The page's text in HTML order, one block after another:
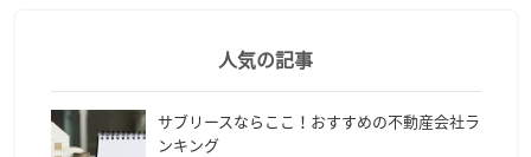
人気の記事
サブリースならここ！おすすめの不動産会社ラ
ンキング